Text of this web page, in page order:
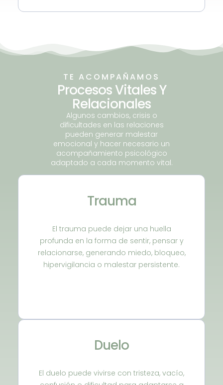
TE ACOMPAÑAMOS
Procesos Vitales Y
Relacionales
Algunos cambios, crisis o
dificultades en las relaciones
pueden generar malestar
emocional y hacer necesario un
acompañamiento psicológico
adaptado a cada momento vital.
Trauma
El trauma puede dejar una huella
profunda en la forma de sentir, pensar y
relacionarse, generando miedo, bloqueo,
hipervigilancia o malestar persistente.
Duelo
El duelo puede vivirse con tristeza, vacío,